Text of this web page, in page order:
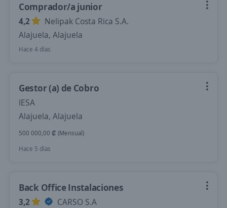
Comprador/a junior
4,2
Nelipak Costa Rica S.A.
Alajuela, Alajuela
Hace 4 días
Gestor (a) de Cobro
IESA
Alajuela, Alajuela
500 000,00 ₡ (Mensual)
Hace 5 días
Back Office Instalaciones
3,2
CARSO S.A